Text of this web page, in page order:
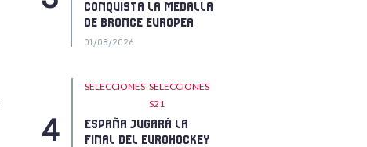
CONQUISTA LA MEDALLA
DE BRONCE EUROPEA
01/08/2026
SELECCIONES SELECCIONES
S21
ESPAÑA JUGARÁ LA
FINAL DEL EUROHOCKEY